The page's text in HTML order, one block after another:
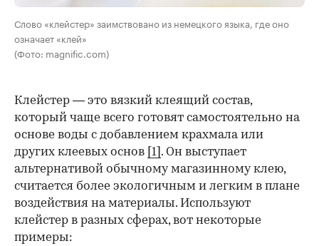
Слово «клейстер» заимствовано из немецкого языка, где оно
означает «клей»
(Фото: magnific.com)
00:00 / 00:00
Клейстер — это вязкий клеящий состав,
который чаще всего готовят самостоятельно на
основе воды с добавлением крахмала или
других клеевых основ [1] . Он выступает
альтернативой обычному магазинному клею,
считается более экологичным и легким в плане
воздействия на материалы. Используют
клейстер в разных сферах, вот некоторые
примеры: